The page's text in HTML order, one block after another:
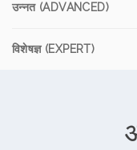
उन्नत (ADVANCED)
विशेषज्ञ (EXPERT)